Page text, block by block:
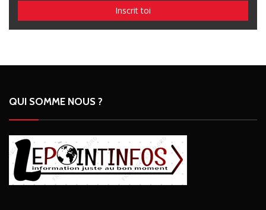
QUI SOMME NOUS ?